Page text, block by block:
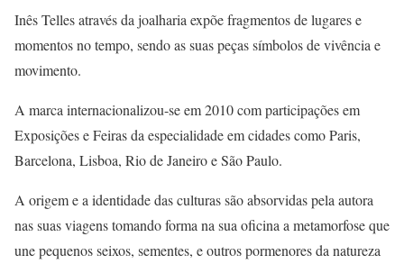
Inês Telles através da joalharia expõe fragmentos de lugares e
momentos no tempo, sendo as suas peças símbolos de vivência e
movimento.
A marca internacionalizou-se em 2010 com participações em
Exposições e Feiras da especialidade em cidades como Paris,
Barcelona, Lisboa, Rio de Janeiro e São Paulo.
A origem e a identidade das culturas são absorvidas pela autora
nas suas viagens tomando forma na sua oficina a metamorfose que
une pequenos seixos, sementes, e outros pormenores da natureza